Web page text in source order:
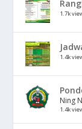
1.7k
1.4k
Ning
1.4k